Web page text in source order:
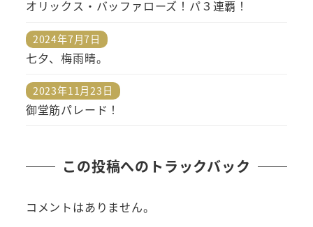
オリックス・バッファローズ！パ３連覇！
七夕、梅雨晴。
投稿日
2024年7月7日
御堂筋パレード！
投稿日
2023年11月23日
この投稿へのトラックバック
コメントはありません。